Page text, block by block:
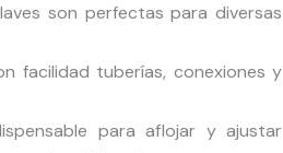
son perfectas para diversas
facilidad tuberías, conexiones y
para aflojar y ajustar